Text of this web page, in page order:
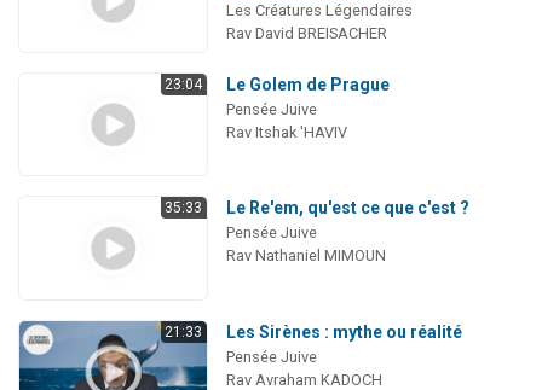
Les Créatures Légendaires
Rav David BREISACHER
23:04 Le Golem de Prague
Pensée Juive
Rav Itshak 'HAVIV
35:33 Le Re'em, qu'est ce que c'est ?
Pensée Juive
Rav Nathaniel MIMOUN
21:33 Les Sirènes : mythe ou réalité
Pensée Juive
Rav Avraham KADOCH